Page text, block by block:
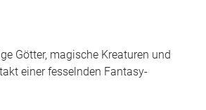
Götter, magische Kreaturen und
einer fesselnden Fantasy-